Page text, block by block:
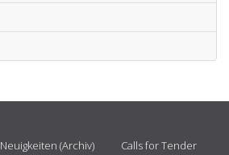
Neuigkeiten (Archiv) Calls for Tender